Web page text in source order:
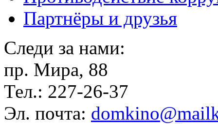
Партнёры и друзья
Следи за нами:
пр. Мира, 88
Тел.: 227-26-37
Эл. почта: